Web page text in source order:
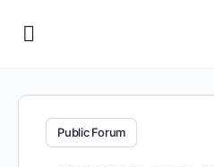
Public Forum